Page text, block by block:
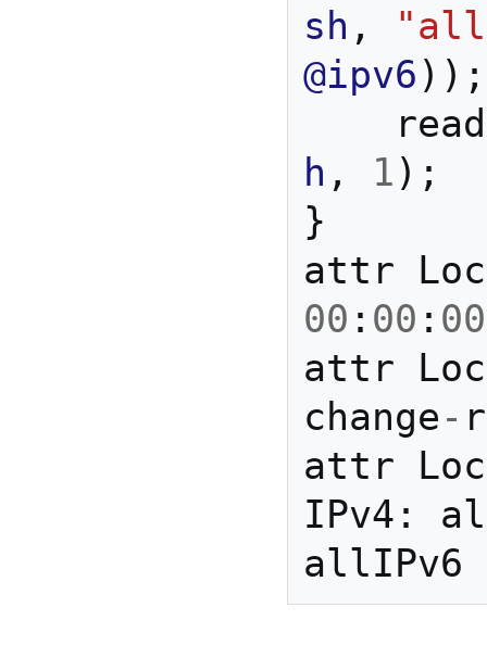
sh ,
@ipv6 ));
h , 1 );
}
attr
00 : 00 : 00
attr
change -
attr
IPv4:
allIPv6